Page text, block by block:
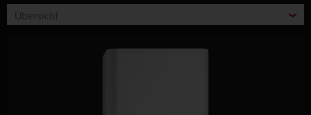
Übersicht